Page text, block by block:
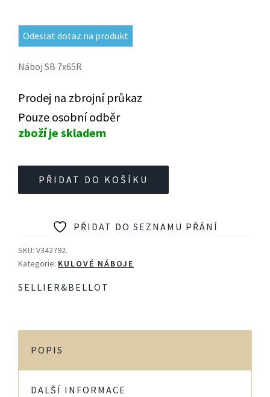
Odeslat dotaz na produkt
Náboj SB 7x65R
Prodej na zbrojní průkaz
Pouze osobní odběr
zboží je skladem
20ks
množství
PŘIDAT DO KOŠÍKU
PŘIDAT DO SEZNAMU PŘÁNÍ
SKU: V342792.
Kategorie: KULOVÉ NÁBOJE
SELLIER&BELLOT
POPIS
DALŠÍ INFORMACE